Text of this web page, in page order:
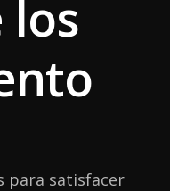
los
para satisfacer